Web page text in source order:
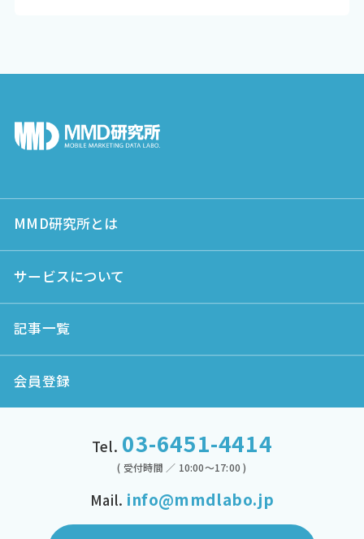
MMD研究所とは
サービスについて
記事一覧
会員登録
Tel. 03-6451-4414
( 受付時間 ／ 10:00～17:00 )
Mail. info@mmdlabo.jp